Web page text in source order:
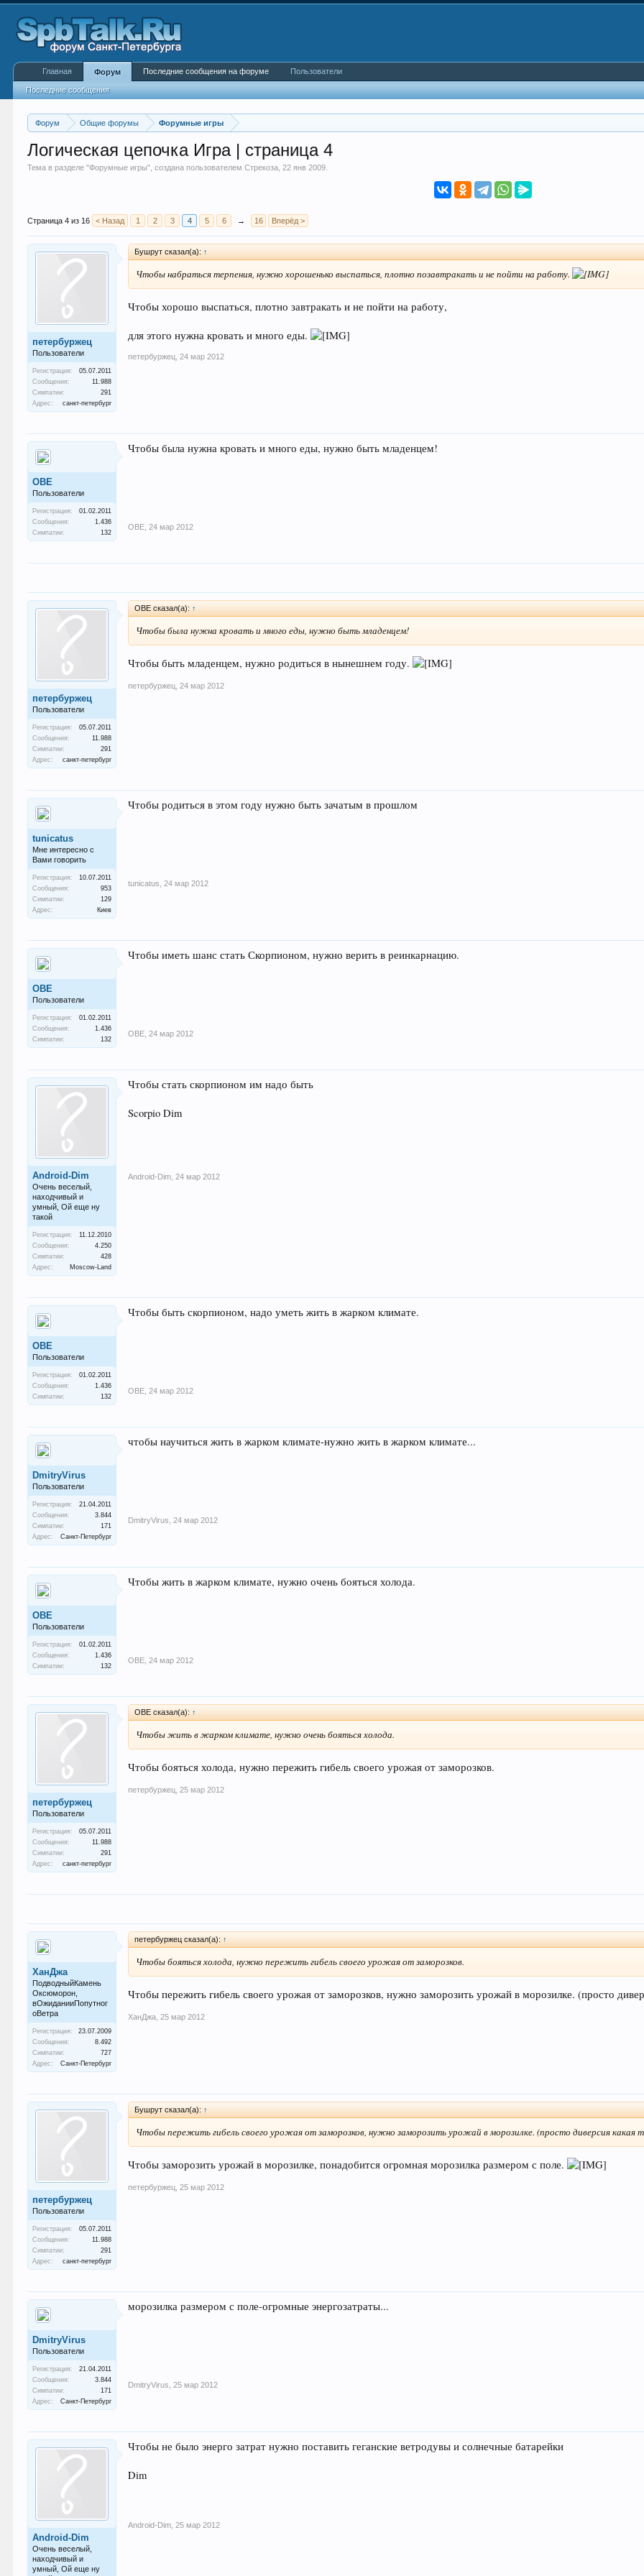
Форум Общие форумы Форумные игры
Логическая цепочка Игра | страница 4
Тема в разделе "Форумные игры", создана пользователемСтрекоза ,22 янв 2009
Страница 4 из 16 < Назад 1 2 3 4 5 6 → 16 Вперёд >
петербуржец
Пользователи
Регистрация:
05.07.2011
Сообщения:
11.988
Симпатии:
291
Адрес:
санкт-петербург
Бушрут сказал(а): ↑
Чтобы набраться терпения, нужно хорошенько выспаться, плотно позавтракать и не пойти на работу.
Чтобы хорошо выспаться, плотно завтракать и не пойти на работу,
для этого нужна кровать и много еды.
петербуржец 24 мар 2012
ОВЕ
Пользователи
Регистрация:
01.02.2011
Сообщения:
1.436
Симпатии:
132
Чтобы была нужна кровать и много еды, нужно быть младенцем!
ОВЕ 24 мар 2012
петербуржец
Пользователи
Регистрация:
05.07.2011
Сообщения:
11.988
Симпатии:
291
Адрес:
санкт-петербург
ОВЕ сказал(а): ↑
Чтобы была нужна кровать и много еды, нужно быть младенцем!
Чтобы быть младенцем, нужно родиться в нынешнем году.
петербуржец 24 мар 2012
tunicatus
Мне интересно с
Вами говорить
Регистрация:
10.07.2011
Сообщения:
953
Симпатии:
129
Адрес:
Киев
Чтобы родиться в этом году нужно быть зачатым в прошлом
tunicatus 24 мар 2012
ОВЕ
Пользователи
Регистрация:
01.02.2011
Сообщения:
1.436
Симпатии:
132
Чтобы иметь шанс стать Скорпионом, нужно верить в реинкарнацию.
ОВЕ 24 мар 2012
Android-Dim
Очень веселый,
находчивый и
умный, Ой еще ну
такой
Регистрация:
11.12.2010
Сообщения:
4.250
Симпатии:
428
Адрес:
Moscow-Land
Чтобы стать скорпионом им надо быть
Scorpio Dim
Android-Dim 24 мар 2012
ОВЕ
Пользователи
Регистрация:
01.02.2011
Сообщения:
1.436
Симпатии:
132
Чтобы быть скорпионом, надо уметь жить в жарком климате.
ОВЕ 24 мар 2012
DmitryVirus
Пользователи
Регистрация:
21.04.2011
Сообщения:
3.844
Симпатии:
171
Адрес:
Санкт-Петербург
чтобы научиться жить в жарком климате-нужно жить в жарком климате...
DmitryVirus 24 мар 2012
ОВЕ
Пользователи
Регистрация:
01.02.2011
Сообщения:
1.436
Симпатии:
132
Чтобы жить в жарком климате, нужно очень бояться холода.
ОВЕ 24 мар 2012
петербуржец
Пользователи
Регистрация:
05.07.2011
Сообщения:
11.988
Симпатии:
291
Адрес:
санкт-петербург
ОВЕ сказал(а): ↑
Чтобы жить в жарком климате, нужно очень бояться холода.
Чтобы бояться холода, нужно пережить гибель своего урожая от заморозков.
петербуржец 25 мар 2012
ХанДжа
ПодводныйКамень
Оксюморон,
вОжиданииПопутног
оВетра
Регистрация:
23.07.2009
Сообщения:
8.492
Симпатии:
727
Адрес:
Санкт-Петербург
петербуржец сказал(а): ↑
Чтобы бояться холода, нужно пережить гибель своего урожая от заморозков.
Чтобы пережить гибель своего урожая от заморозков, нужно заморозить урожай в морозилке. (просто
ХанДжа 25 мар 2012
петербуржец
Пользователи
Регистрация:
05.07.2011
Сообщения:
11.988
Симпатии:
291
Адрес:
санкт-петербург
Бушрут сказал(а): ↑
Чтобы пережить гибель своего урожая от заморозков, нужно заморозить урожай в морозилке. (просто диверсия какая
Чтобы заморозить урожай в морозилке, понадобится огромная морозилка размером с поле.
петербуржец 25 мар 2012
DmitryVirus
Пользователи
Регистрация:
21.04.2011
Сообщения:
3.844
Симпатии:
171
Адрес:
Санкт-Петербург
морозилка размером с поле-огромные энергозатраты...
DmitryVirus 25 мар 2012
Android-Dim
Очень веселый,
находчивый и
умный, Ой еще ну
Чтобы не было энерго затрат нужно поставить геганские ветродувы и солнечные батарейки
Dim
Android-Dim 25 мар 2012
Главная Форум
Последние сообщения
Последние сообщения на форуме Пользователи